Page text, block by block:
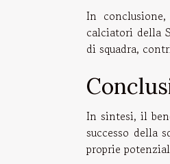
In
calciatori della
di squadra,
In sintesi, il
successo della
proprie